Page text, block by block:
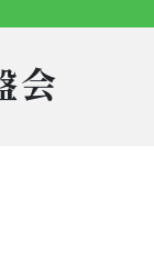
会